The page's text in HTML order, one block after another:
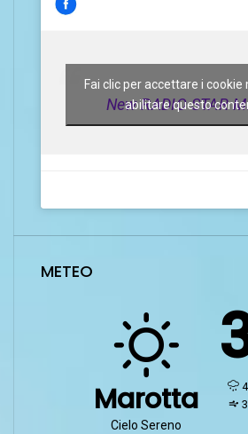
New RADIO STAR
Fai clic per accettare i cookie
abilitare questo
METEO
Marotta
Cielo Sereno